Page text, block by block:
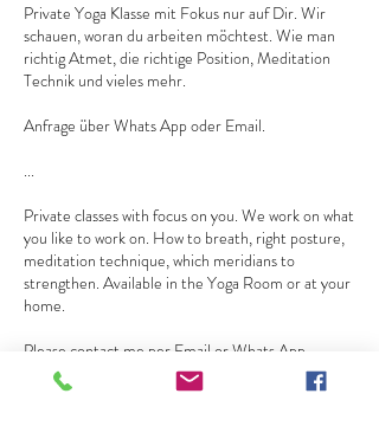
.
Private Yoga Klasse mit Fokus nur auf Dir. Wir
schauen, woran du arbeiten möchtest. Wie man
richtig Atmet, die richtige Position, Meditation
Technik und vieles mehr.
Anfrage über Whats App oder Email.
...
Private classes with focus on you. We work on what
you like to work on. How to breath, right posture,
meditation technique, which meridians to
strengthen. Available in the Yoga Room or at your
home.
Please contact me per Email or Whats App.